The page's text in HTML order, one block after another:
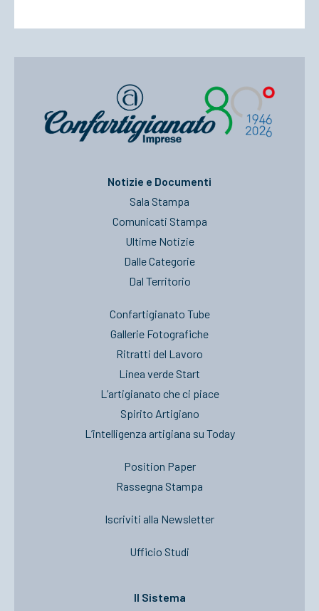
Notizie e Documenti
Sala Stampa
Comunicati Stampa
Ultime Notizie
Dalle Categorie
Dal Territorio
Confartigianato Tube
Gallerie Fotografiche
Ritratti del Lavoro
Linea verde Start
L’artigianato che ci piace
Spirito Artigiano
L’intelligenza artigiana su Today
Position Paper
Rassegna Stampa
Iscriviti alla Newsletter
Ufficio Studi
Il Sistema